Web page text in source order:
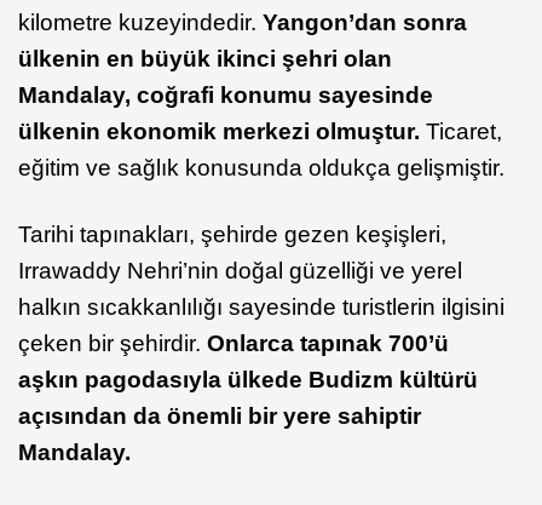
kilometre kuzeyindedir. Yangon’dan sonra
ülkenin en büyük ikinci şehri olan
Mandalay, coğrafi konumu sayesinde
ülkenin ekonomik merkezi olmuştur. Ticaret,
eğitim ve sağlık konusunda oldukça gelişmiştir.
Tarihi tapınakları, şehirde gezen keşişleri,
Irrawaddy Nehri’nin doğal güzelliği ve yerel
halkın sıcakkanlılığı sayesinde turistlerin ilgisini
çeken bir şehirdir. Onlarca tapınak 700’ü
aşkın pagodasıyla ülkede Budizm kültürü
açısından da önemli bir yere sahiptir
Mandalay.